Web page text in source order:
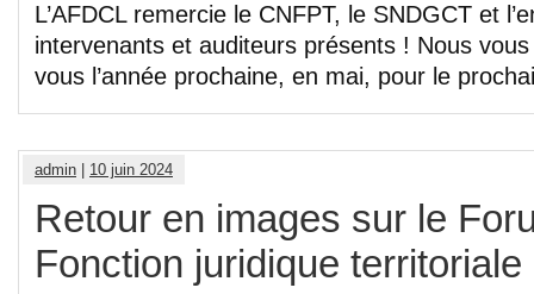
L’AFDCL remercie le CNFPT, le SNDGCT et
intervenants et auditeurs présents ! Nous
vous l’année prochaine, en mai, pour le
admin 10 juin 2024
Retour en images sur le
Fonction juridique territoriale